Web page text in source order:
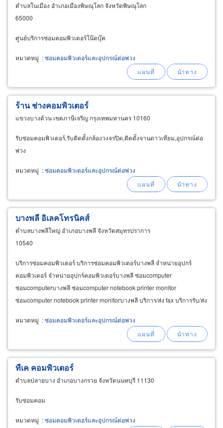
ตำบลในเมือง อำเภอเมืองพิษณุโลก จังหวัดพิษณุโลก
65000
ศูนย์บริการซ่อมคอมพิวเตอร์โน๊ตบุ๊ค
หมวดหมู่ :ซ่อมคอมพิวเตอร์และอุปกรณ์ต่อพ่วง
ร้าน ช่างคอมพิวเตอร์
แขวงบางด้วน เขตภาษีเจริญ กรุงเทพมหานคร 10160
รับซ่อมคอมพิวเตอร์,รับติดตั้งกล้องวงจรปิด,ติดตั้งจานดาวเทียม,อุปกรณ์ต่อ
พ่วง
หมวดหมู่ :ซ่อมคอมพิวเตอร์และอุปกรณ์ต่อพ่วง
บางพลี อิเลคโทรนิคส์
ตำบลบางพลีใหญ่ อำเภอบางพลี จังหวัดสมุทรปราการ
10540
บริการซ่อมคอมพิวเตอร์ บริการซ่อมคอมพิวเตอร์บางพลี จำหน่ายอุปกร์
คอมพิวเตอร์ จำหน่ายอุปกร์คอมพิวเตอร์บางพลี ซ่อมcomputer
ซ่อมcomputerบางพลี ซ่อมcomputer notebook printer monitor
ซ่อมcomputer notebook printer monitorบางพลี บริการ/ส่ง fax บริการรับ/ส่ง
หมวดหมู่ :ซ่อมคอมพิวเตอร์และอุปกรณ์ต่อพ่วง
ทีเค คอมพิวเตอร์
ตำบลปลายบาง อำเภอบางกรวย จังหวัดนนทบุรี 11130
รับซ่อมคอม
หมวดหมู่ :ซ่อมคอมพิวเตอร์และอุปกรณ์ต่อพ่วง